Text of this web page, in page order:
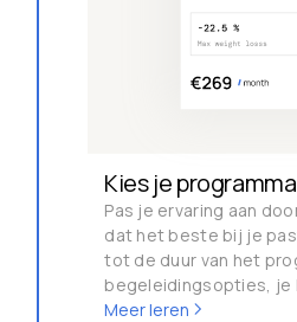
Kies je programma
Pas je ervaring aan
dat het beste bij je
tot de duur van het
begeleidingsopties, je
Meer leren